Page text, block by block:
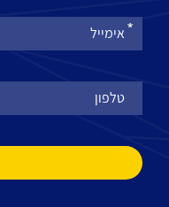
הצטרפו
לניוזלטר
שלנו